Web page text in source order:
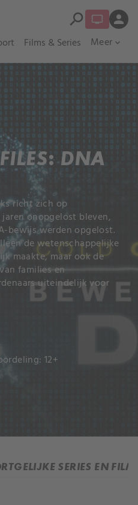
Films & Series Meer expand_more
search person
DNA
richt zich op
onopgelost bleven,
bewijs werden opgelost.
de wetenschappelijke
maakte, maar ook de
families en
uiteindelijk voor
12+
SERIES EN